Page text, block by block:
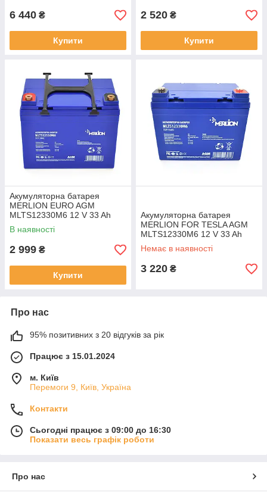
6 440 ₴
Купити
2 520 ₴
Купити
Акумуляторна батарея
MERLION EURO AGM
MLTS12330M6 12 V 33 Ah
(195 x 130 x 155 (165)), 9.7
kg Blue ( on the
В наявності
2 999 ₴
Купити
Акумуляторна батарея
MERLION FOR TESLA AGM
MLTS12330M6 12 V 33 Ah
(195 x 130 x 155 (165)), 11.8
kg Blue Q1
Немає в наявності
3 220 ₴
Про нас
95% позитивних з 20 відгуків за рік
Працює з 15.01.2024
м. Київ
Перемоги 9, Київ, Україна
Контакти
Сьогодні працює з 09:00 до 16:30
Показати весь графік роботи
Про нас